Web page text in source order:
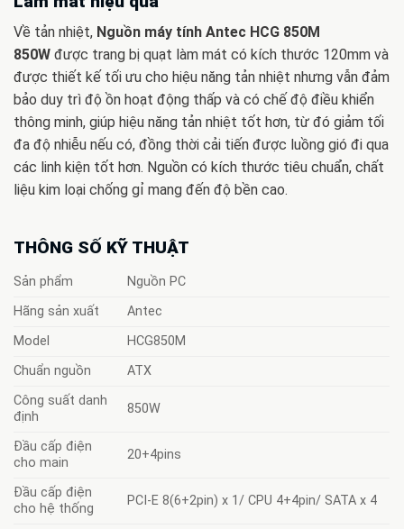
Về tản nhiệt, Nguồn máy tính Antec HCG 850M
850W được trang bị quạt làm mát có kích thước 120mm và
được thiết kế tối ưu cho hiệu năng tản nhiệt nhưng vẫn đảm
bảo duy trì độ ồn hoạt động thấp và có chế độ điều khiển
thông minh, giúp hiệu năng tản nhiệt tốt hơn, từ đó giảm tối
đa độ nhiễu nếu có, đồng thời cải tiến được luồng gió đi qua
các linh kiện tốt hơn. Nguồn có kích thước tiêu chuẩn, chất
liệu kim loại chống gỉ mang đến độ bền cao.
THÔNG SỐ KỸ THUẬT
Sản phẩm
Nguồn PC
Hãng sản xuất
Antec
Model
HCG850M
Chuẩn nguồn
ATX
Công suất danh
định
850W
Đầu cấp điện
cho main
20+4pins
Đầu cấp điện
cho hệ thống
PCI-E 8(6+2pin) x 1/ CPU 4+4pin/ SATA x 4